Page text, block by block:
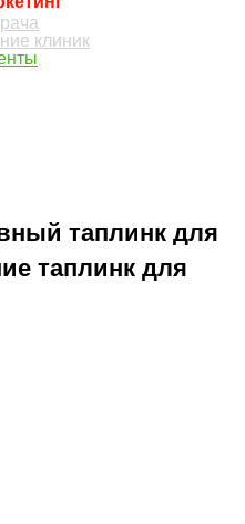
клиник
таплинк для
таплинк для